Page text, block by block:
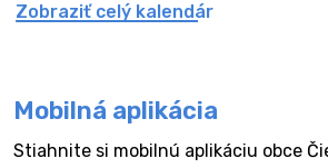
Zobraziť celý kalendár
Mobilná aplikácia
Stiahnite si mobilnú aplikáciu obce